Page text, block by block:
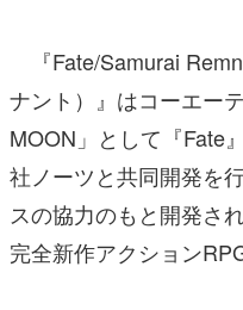
『Fate/Samurai
ナント）』はコーエー
MOON」として『Fate
社ノーツと共同開発を
スの協力のもと開発さ
完全新作アクション